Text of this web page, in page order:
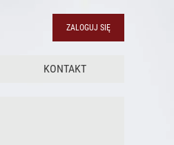
ZALOGUJ SIĘ
KONTAKT